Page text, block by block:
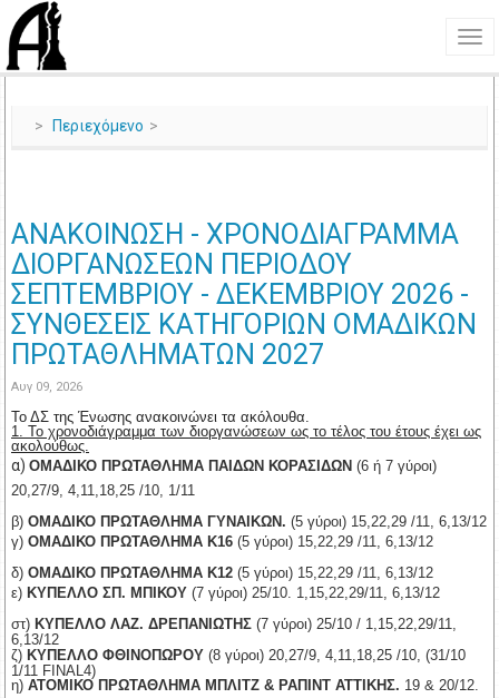
Περιεχόμενο
ΑΝΑΚΟΙΝΩΣΗ - ΧΡΟΝΟΔΙΑΓΡΑΜΜΑ
ΔΙΟΡΓΑΝΩΣΕΩΝ ΠΕΡΙΟΔΟΥ
ΣΕΠΤΕΜΒΡΙΟΥ - ΔΕΚΕΜΒΡΙΟΥ 2026 -
ΣΥΝΘΕΣΕΙΣ ΚΑΤΗΓΟΡΙΩΝ ΟΜΑΔΙΚΩΝ
ΠΡΩΤΑΘΛΗΜΑΤΩΝ 2027
Αυγ 09, 2026
Το ΔΣ της Ένωσης ανακοινώνει τα ακόλουθα.
1. Το χρονοδιάγραμμα των διοργανώσεων ως το τέλος του έτους έχει ως
ακολούθως.
α) ΟΜΑΔΙΚΟ ΠΡΩΤΑΘΛΗΜΑ ΠΑΙΔΩΝ ΚΟΡΑΣΙΔΩΝ (6 ή 7 γύροι)
20,27/9, 4,11,18,25 /10, 1/11
β) ΟΜΑΔΙΚΟ ΠΡΩΤΑΘΛΗΜΑ ΓΥΝΑΙΚΩΝ. (5 γύροι) 15,22,29 /11, 6,13/12
γ) ΟΜΑΔΙΚΟ ΠΡΩΤΑΘΛΗΜΑ Κ16 (5 γύροι) 15,22,29 /11, 6,13/12
δ) ΟΜΑΔΙΚΟ ΠΡΩΤΑΘΛΗΜΑ Κ12 (5 γύροι) 15,22,29 /11, 6,13/12
ε) ΚΥΠΕΛΛΟ ΣΠ. ΜΠΙΚΟΥ (7 γύροι) 25/10. 1,15,22,29/11, 6,13/12
στ) ΚΥΠΕΛΛΟ ΛΑΖ. ΔΡΕΠΑΝΙΩΤΗΣ (7 γύροι) 25/10 / 1,15,22,29/11,
6,13/12
ζ) ΚΥΠΕΛΛΟ ΦΘΙΝΟΠΩΡΟΥ (8 γύροι) 20,27/9, 4,11,18,25 /10, (31/10
1/11 FINAL4)
η) ΑΤΟΜΙΚΟ ΠΡΩΤΑΘΛΗΜΑ ΜΠΛΙΤΖ & ΡΑΠΙΝΤ ΑΤΤΙΚΗΣ. 19 & 20/12.